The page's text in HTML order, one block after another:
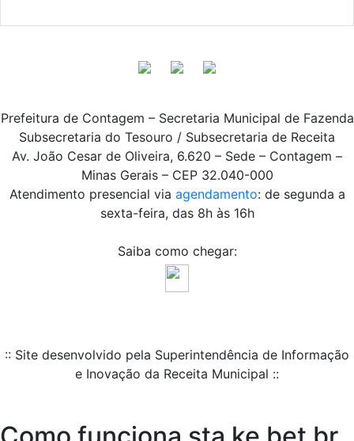
Prefeitura de Contagem – Secretaria Municipal de Fazenda
Subsecretaria do Tesouro / Subsecretaria de Receita
Av. João Cesar de Oliveira, 6.620 – Sede – Contagem –
Minas Gerais – CEP 32.040-000
Atendimento presencial via agendamento: de segunda a
sexta-feira, das 8h às 16h
Saiba como chegar:
:: Site desenvolvido pela Superintendência de Informação
e Inovação da Receita Municipal ::